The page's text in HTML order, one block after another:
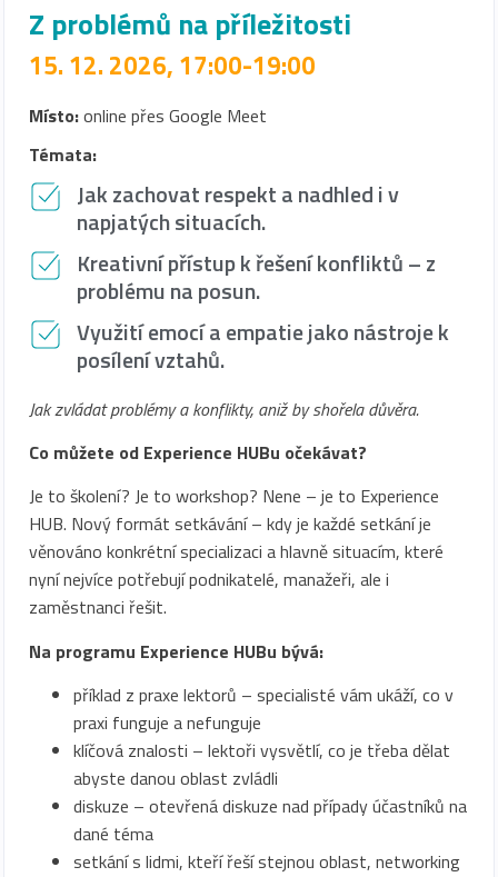
Z problémů na příležitosti
15. 12. 2026, 17:00-19:00
Místo:online přes Google Meet
Témata:
Jak zachovat respekt a nadhled i v
napjatých situacích.
Kreativní přístup k řešení konfliktů – z
problému na posun.
Využití emocí a empatie jako nástroje k
posílení vztahů.
Jak zvládat problémy a konflikty, aniž by shořela důvěra.
Co můžete od Experience HUBu očekávat?
Je to školení? Je to workshop? Nene – je to Experience
HUB. Nový formát setkávání – kdy je každé setkání je
věnováno konkrétní specializaci a hlavně situacím, které
nyní nejvíce potřebují podnikatelé, manažeři, ale i
zaměstnanci řešit.
Na programu Experience HUBu bývá:
příklad z praxe lektorů – specialisté vám ukáží, co v
praxi funguje a nefunguje
klíčová znalosti – lektoři vysvětlí, co je třeba dělat
abyste danou oblast zvládli
diskuze – otevřená diskuze nad případy účastníků na
dané téma
setkání s lidmi, kteří řeší stejnou oblast, networking